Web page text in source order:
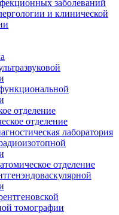
заболеваний
и клинической
отделение
отделение
лаборатория
отделение
томографии